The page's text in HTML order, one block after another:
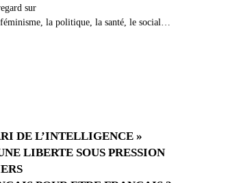
sur
la politique, la santé, le social…
DE L’INTELLIGENCE »
LIBERTE SOUS PRESSION